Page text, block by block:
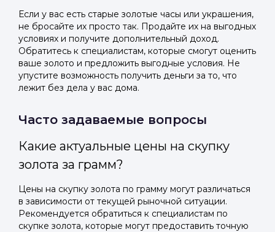
Если у вас есть старые золотые часы или украшения,
не бросайте их просто так. Продайте их на выгодных
условиях и получите дополнительный доход.
Обратитесь к специалистам, которые смогут оценить
ваше золото и предложить выгодные условия. Не
упустите возможность получить деньги за то, что
лежит без дела у вас дома.
Часто задаваемые вопросы
Какие актуальные цены на скупку
золота за грамм?
Цены на скупку золота по грамму могут различаться
в зависимости от текущей рыночной ситуации.
Рекомендуется обратиться к специалистам по
скупке золота, которые могут предоставить точную